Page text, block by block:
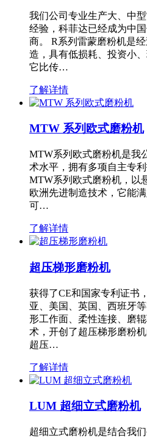
我们公司专业生产大、中
经验，科菲达已经成为中
商。 R系列雷蒙磨粉机是
造，具有低损耗、投资小
它比传…
了解详情
MTW 系列欧式磨粉机
MTW系列欧式磨粉机是我
术水平，拥有多项自主专
MTW系列欧式磨粉机，以
欧洲先进制造技术，它能
可…
了解详情
超压梯形磨粉机
获得了CE和国家专利证书
亚、美国、英国、西班牙
形工作面、柔性连接、磨
术，开创了超压梯形磨粉
超压…
了解详情
LUM 超细立式磨粉机
超细立式磨粉机是结合我